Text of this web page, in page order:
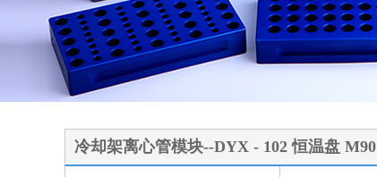
冷却架离心管模块--DYX - 102 恒温盘 M90